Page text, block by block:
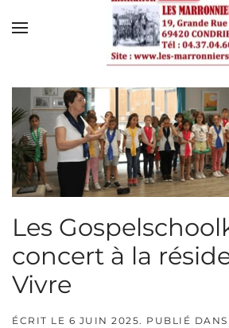
Skip to main content
Les
concert à la
Vivre
ÉCRIT LE 6 JUIN 2025. PUBLIÉ DANS